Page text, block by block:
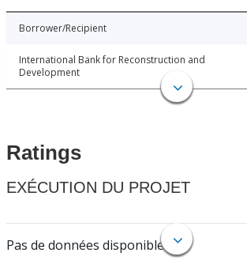
Borrower/Recipient
International Bank for Reconstruction and
Development
Ratings
EXÉCUTION DU PROJET
Pas de données disponibles.